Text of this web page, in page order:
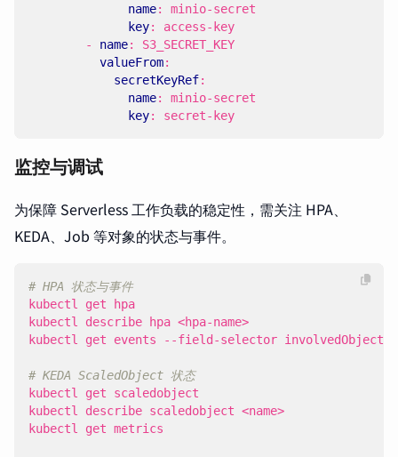
name:
minio-secret
key:
access-key
- name:
S3_SECRET_KEY
valueFrom:
secretKeyRef:
name:
minio-secret
key: secret-key
监控与调试
为保障 Serverless 工作负载的稳定性，需关注 HPA、
KEDA、Job 等对象的状态与事件。
# HPA 状态与事件
kubectl get events --field-selector
# KEDA ScaledObject 状态